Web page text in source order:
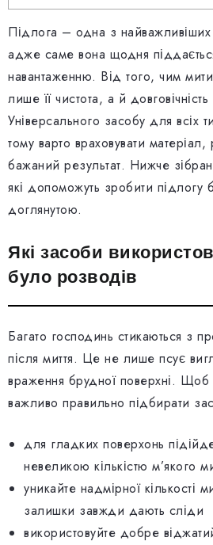
Підлога – одна з
адже саме вона щодня
навантаженню. Від того, чим
лише її чистота, а й довговічність
Універсального засобу для всіх
тому варто враховувати
бажаний результат. Нижче
які допоможуть зробити підлогу
доглянутою.
Які засоби
було розводів
Багато господинь стикаються з
після миття. Це не лише псує
враження брудної поверхні. Щоб
важливо правильно підбирати
для гладких поверхонь
невеликою кількістю м’якого
уникайте надмірної
залишки завжди дають сліди
використовуйте добре